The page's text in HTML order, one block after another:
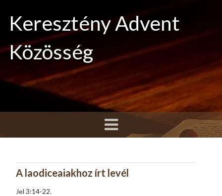
Keresztény Advent
Közösség
A laodiceaiakhoz írt levél
Jel 3:14-22.